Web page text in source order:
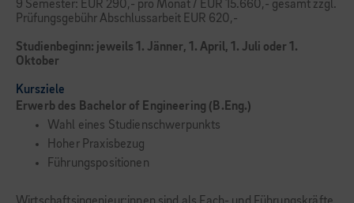
9 Semester: EUR 290,- pro Monat / EUR 15.660,- gesamt zzgl.
Prüfungsgebühr Abschlussarbeit EUR 620,-
Studienbeginn: jeweils 1. Jänner, 1. April, 1. Juli oder 1.
Oktober
Kursziele
Erwerb des Bachelor of Engineering (B.Eng.)
Wahl eines Studienschwerpunkts
Hoher Praxisbezug
Führungspositionen